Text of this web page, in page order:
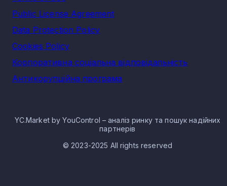
Public License Agreement
Data Protection Policy
Cookies Policy
Корпоративна соціальна відповідальність
Антикорупційна програма
YC.Market by YouControl – аналіз ринку та пошук надійних
партнерів
© 2023-2025 All rights reserved